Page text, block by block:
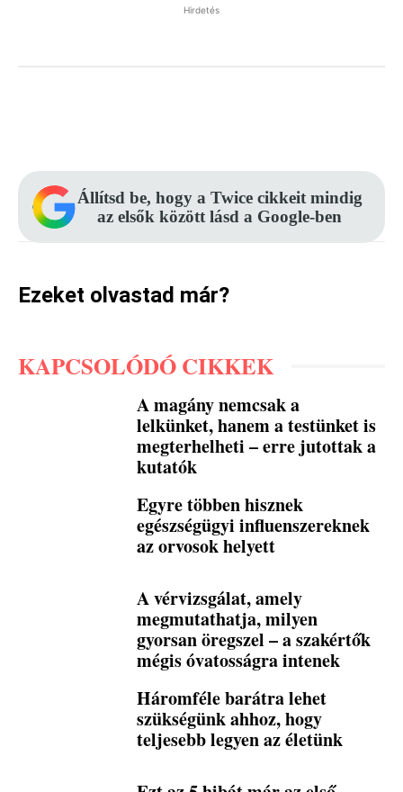
Hirdetés
Állítsd be, hogy a Twice cikkeit mindig
az elsők között lásd a Google-ben
Ezeket olvastad már?
KAPCSOLÓDÓ CIKKEK
A magány nemcsak a
lelkünket, hanem a testünket is
megterhelheti – erre jutottak a
kutatók
Egyre többen hisznek
egészségügyi influenszereknek
az orvosok helyett
A vérvizsgálat, amely
megmutathatja, milyen
gyorsan öregszel – a szakértők
mégis óvatosságra intenek
Háromféle barátra lehet
szükségünk ahhoz, hogy
teljesebb legyen az életünk